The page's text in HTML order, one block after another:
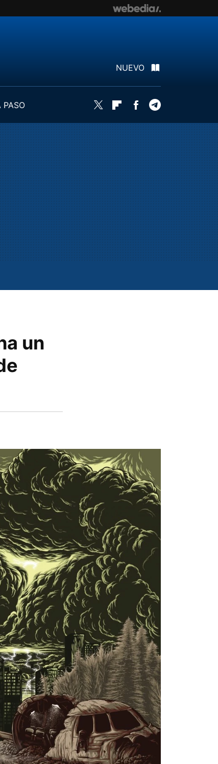
NUEVO
PASO
Twitter FlipboardFacebook
un